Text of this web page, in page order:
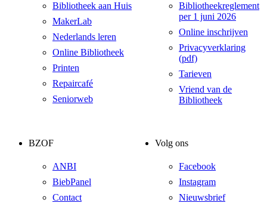
Bibliotheek aan Huis
MakerLab
Nederlands leren
Online Bibliotheek
Printen
Repaircafé
Seniorweb
Bibliotheekreglement
per 1 juni 2026
Online inschrijven
Privacyverklaring
(pdf)
Tarieven
Vriend van de
Bibliotheek
BZOF
ANBI
BiebPanel
Contact
Volg ons
Facebook
Instagram
Nieuwsbrief